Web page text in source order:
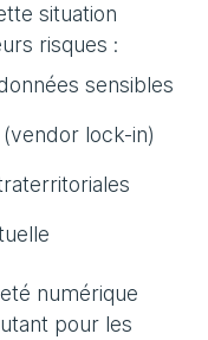
situation
risques :
sensibles
lock-in)
numérique
pour les